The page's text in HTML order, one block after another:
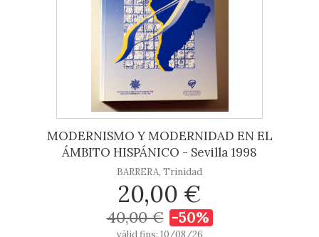
MODERNISMO Y MODERNIDAD EN EL
ÁMBITO HISPÁNICO - Sevilla 1998
BARRERA, Trinidad
20,00 €
40,00 € -50%
vàlid fins: 10/08/26